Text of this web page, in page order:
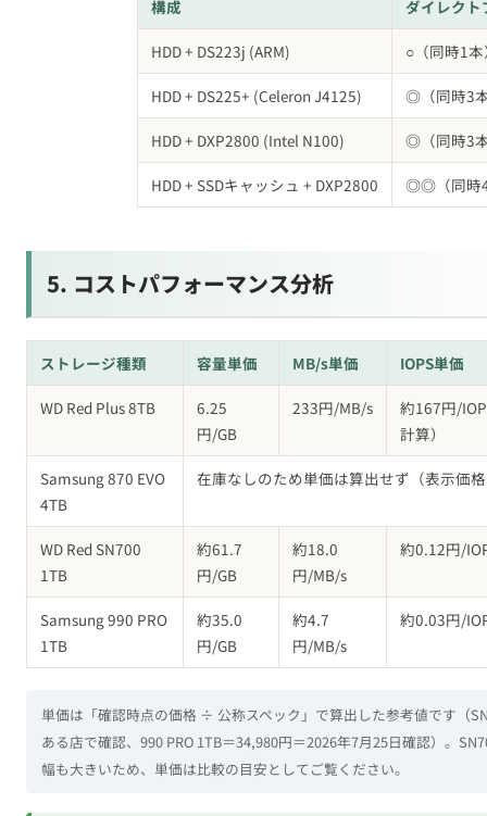
HDD + DS225+ (Celeron J4125) ◎（同時3
HDD + DXP2800 (Intel N100) ◎（同時3
HDD + SSDキャッシュ + DXP2800 ◎◎（同時
ストレージ種類 容量単価 MB/s単価
WD Red Plus 8TB
6.25
円/GB
233円/MB/s
約167円/
計算）
Samsung 870 EVO
在庫なしのため単価は算出せず（表示価
WD Red SN700
1TB
約61.7
約18.0
約0.12円/
Samsung 990 PRO
1TB
約35.0
円/GB
約4.7
円/MB/s
約0.03円/
単価は「確認時点の価格 ÷ 公称スペック」で算出した参考値です（
幅も大きいため、単価は比較の目安としてご覧ください。
💡 価格対性能で見たベスト